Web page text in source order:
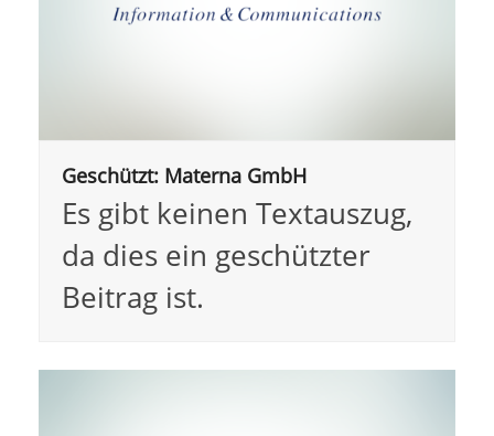
Geschützt: Materna GmbH
Es gibt keinen Textauszug,
da dies ein geschützter
Beitrag ist.